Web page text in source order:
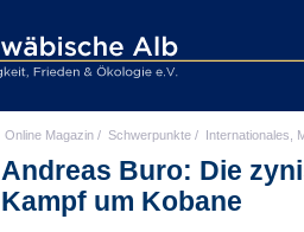
Online Magazin / Schwerpunkte / Internationales,
Andreas Buro: Die
Kampf um Kobane